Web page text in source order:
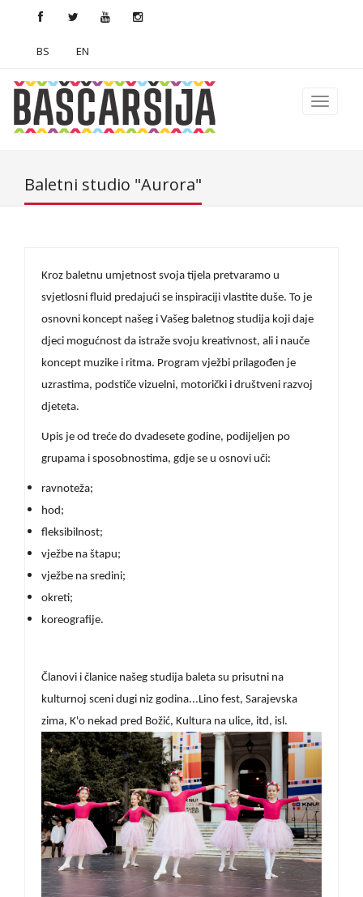
BS EN
Baletni studio "Aurora"
Kroz baletnu umjetnost svoja tijela pretvaramo u
svjetlosni fluid predajući se inspiraciji vlastite duše. To je
osnovni koncept našeg i Vašeg baletnog studija koji daje
djeci mogućnost da istraže svoju kreativnost, ali i nauče
koncept muzike i ritma. Program vježbi prilagođen je
uzrastima, podstiče vizuelni, motorički i društveni razvoj
djeteta.
Upis je od treće do dvadesete godine, podijeljen po
grupama i sposobnostima, gdje se u osnovi uči:
ravnoteža;
hod;
fleksibilnost;
vježbe na štapu;
vježbe na sredini;
okreti;
koreografije.
Članovi i članice našeg studija baleta su prisutni na
kulturnoj sceni dugi niz godina...Lino fest, Sarajevska
zima, K'o nekad pred Božić, Kultura na ulice, itd, isl.